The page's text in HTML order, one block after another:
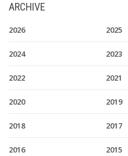
ARCHIVE
2026 2025
2024 2023
2022 2021
2020 2019
2018 2017
2016 2015